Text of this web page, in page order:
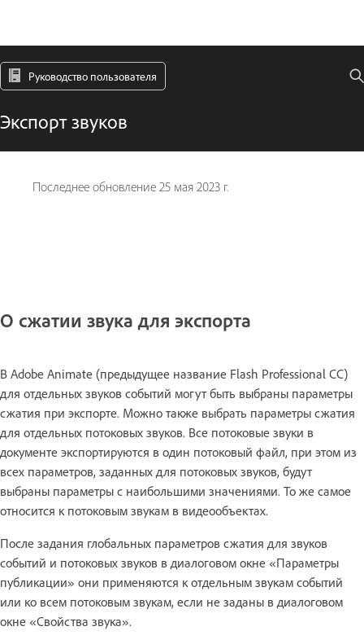
Руководство пользователя
Экспорт звуков
Последнее обновление 25 мая 2023 г.
О сжатии звука для экспорта
В Adobe Animate (предыдущее название Flash Professional CC)
для отдельных звуков событий могут быть выбраны параметры
сжатия при экспорте. Можно также выбрать параметры сжатия
для отдельных потоковых звуков. Все потоковые звуки в
документе экспортируются в один потоковый файл, при этом из
всех параметров, заданных для потоковых звуков, будут
выбраны параметры с наибольшими значениями. То же самое
относится к потоковым звукам в видеообъектах.
После задания глобальных параметров сжатия для звуков
событий и потоковых звуков в диалоговом окне «Параметры
публикации» они применяются к отдельным звукам событий
или ко всем потоковым звукам, если не заданы в диалоговом
окне «Свойства звука».